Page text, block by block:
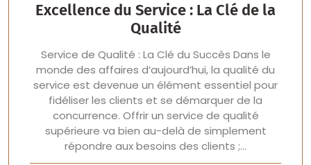
Excellence du Service : La Clé de la
Qualité
Service de Qualité : La Clé du Succès Dans le
monde des affaires d’aujourd’hui, la qualité du
service est devenue un élément essentiel pour
fidéliser les clients et se démarquer de la
concurrence. Offrir un service de qualité
supérieure va bien au-delà de simplement
répondre aux besoins des clients ;…